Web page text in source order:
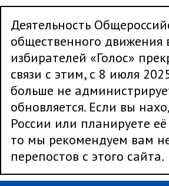
Деятельность
общественного движения
избирателей «Голос»
связи с этим, с 8 июля
больше не
обновляется. Если вы
России или планируете
то мы рекомендуем вам
перепостов с этого сайта.